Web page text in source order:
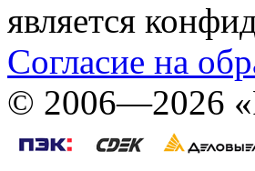
является
Согласие на
© 2006—2026